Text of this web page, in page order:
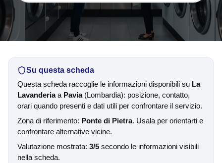
Su questa scheda
Questa scheda raccoglie le informazioni disponibili su La
Lavanderiaa Pavia(Lombardia): posizione, contatto,
orari quando presenti e dati utili per confrontare il servizio.
Zona di riferimento: Ponte di Pietra. Usala per orientarti e
confrontare alternative vicine.
Valutazione mostrata: 3/5 secondo le informazioni visibili
nella scheda.